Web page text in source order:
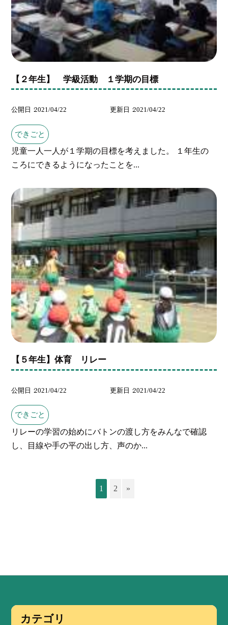
【２年生】 学級活動 １学期の目標
公開日 2021/04/22 更新日 2021/04/22
できごと
児童一人一人が１学期の目標を考えました。 １年生の
ころにできるようになったことを...
【５年生】体育 リレー
公開日 2021/04/22 更新日 2021/04/22
できごと
リレーの学習の始めにバトンの渡し方をみんなで確認
し、目線や手の平の出し方、声のか...
1 2 »
カテゴリ